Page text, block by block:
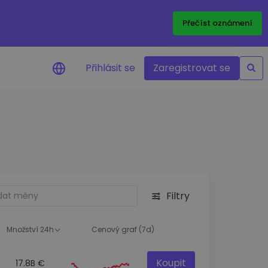
Přečíst oznámení
Přihlásit se Zaregistrovat se
Filtry
Množství 24h Cenový graf (7d)
17.8B € Koupit